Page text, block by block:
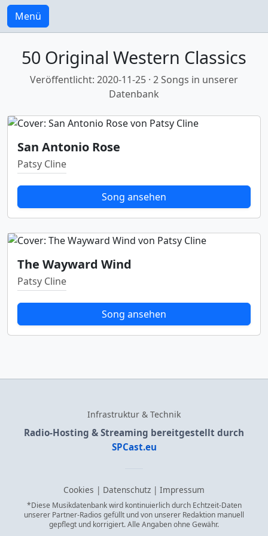
Menü
50 Original Western Classics
Veröffentlicht: 2020-11-25 · 2 Songs in unserer
Datenbank
San Antonio Rose
Patsy Cline
Song ansehen
The Wayward Wind
Patsy Cline
Song ansehen
Infrastruktur & Technik
Radio-Hosting & Streaming bereitgestellt durch
SPCast.eu
Cookies | Datenschutz | Impressum
*Diese Musikdatenbank wird kontinuierlich durch Echtzeit-Daten
unserer Partner-Radios gefüllt und von unserer Redaktion manuell
gepflegt und korrigiert. Alle Angaben ohne Gewähr.